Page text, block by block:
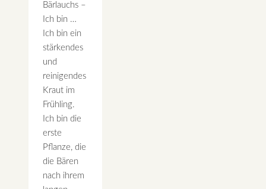
Bärlauchs –
Ich bin …
Ich bin ein
stärkendes
und
reinigendes
Kraut im
Frühling.
Ich bin die
erste
Pflanze, die
die Bären
nach ihrem